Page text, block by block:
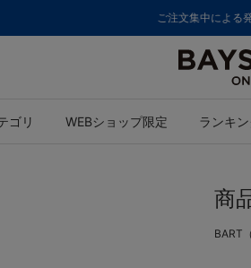
ご注文集中による
ゴリ WEBショップ限定 ランキ
商
BART